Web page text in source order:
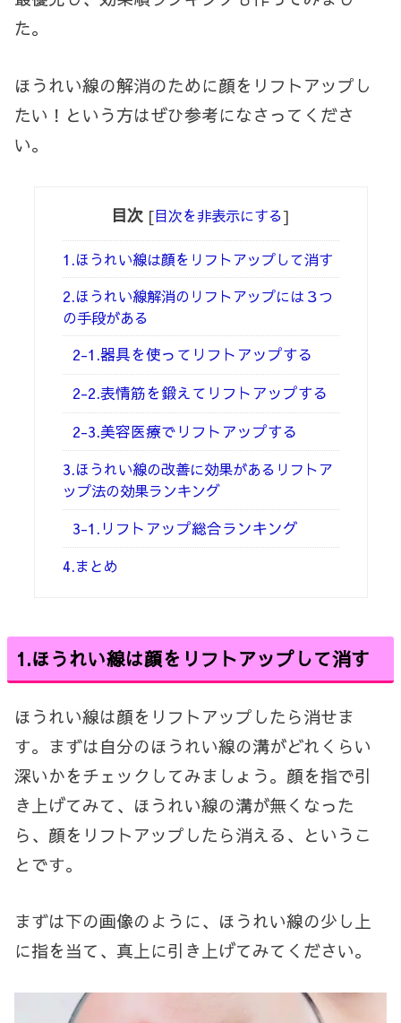
た。
ほうれい線の解消のために顔をリフトアップし
たい！という方はぜひ参考になさってくださ
い。
目次 [目次を非表示にする]
1.ほうれい線は顔をリフトアップして消す
2.ほうれい線解消のリフトアップには３つ
の手段がある
2-1.器具を使ってリフトアップする
2-2.表情筋を鍛えてリフトアップする
2-3.美容医療でリフトアップする
3.ほうれい線の改善に効果があるリフトア
ップ法の効果ランキング
3-1.リフトアップ総合ランキング
4.まとめ
1.ほうれい線は顔をリフトアップして消す
ほうれい線は顔をリフトアップしたら消せま
す。まずは自分のほうれい線の溝がどれくらい
深いかをチェックしてみましょう。顔を指で引
き上げてみて、ほうれい線の溝が無くなった
ら、顔をリフトアップしたら消える、というこ
とです。
まずは下の画像のように、ほうれい線の少し上
に指を当て、真上に引き上げてみてください。